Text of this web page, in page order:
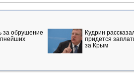
за обрушение Кудрин
придется
за Крым